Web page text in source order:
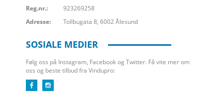
Reg.nr.:
923269258
Adresse:
Tollbugata 8, 6002 Ålesund
SOSIALE MEDIER
Følg oss på Instagram, Facebook og Twitter. Få vite mer om
oss og beste tilbud fra Vindupro: